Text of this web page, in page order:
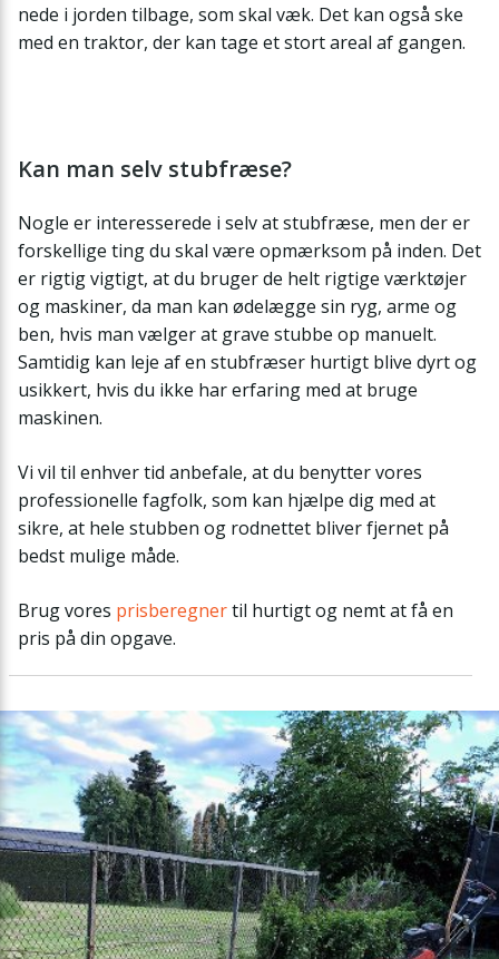
nede i jorden tilbage, som skal væk. Det kan også ske
med en traktor, der kan tage et stort areal af gangen.
Kan man selv stubfræse?
Nogle er interesserede i selv at stubfræse, men der er
forskellige ting du skal være opmærksom på inden. Det
er rigtig vigtigt, at du bruger de helt rigtige værktøjer
og maskiner, da man kan ødelægge sin ryg, arme og
ben, hvis man vælger at grave stubbe op manuelt.
Samtidig kan leje af en stubfræser hurtigt blive dyrt og
usikkert, hvis du ikke har erfaring med at bruge
maskinen.
Vi vil til enhver tid anbefale, at du benytter vores
professionelle fagfolk, som kan hjælpe dig med at
sikre, at hele stubben og rodnettet bliver fjernet på
bedst mulige måde.
Brug vores prisberegnertil hurtigt og nemt at få en
pris på din opgave.